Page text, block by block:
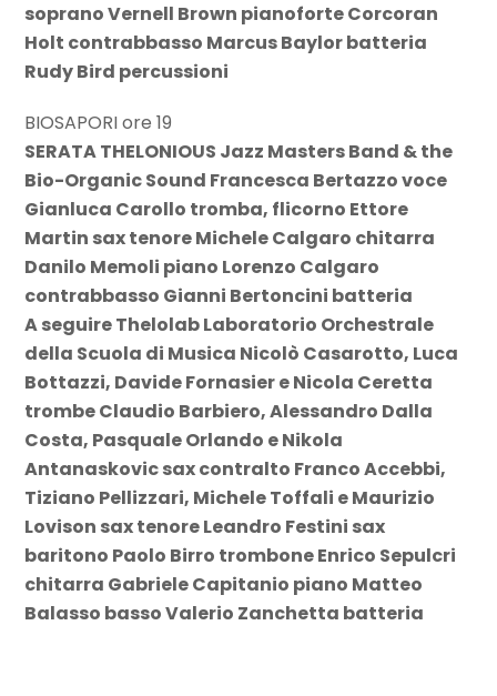
soprano Vernell Brown pianoforte Corcoran
Holt contrabbasso Marcus Baylor batteria
Rudy Bird percussioni
BIOSAPORI ore 19
SERATA THELONIOUS Jazz Masters Band & the
Bio-Organic Sound Francesca Bertazzo voce
Gianluca Carollo tromba, flicorno Ettore
Martin sax tenore Michele Calgaro chitarra
Danilo Memoli piano Lorenzo Calgaro
contrabbasso Gianni Bertoncini batteria
A seguire Thelolab Laboratorio Orchestrale
della Scuola di Musica Nicolò Casarotto, Luca
Bottazzi, Davide Fornasier e Nicola Ceretta
trombe Claudio Barbiero, Alessandro Dalla
Costa, Pasquale Orlando e Nikola
Antanaskovic sax contralto Franco Accebbi,
Tiziano Pellizzari, Michele Toffali e Maurizio
Lovison sax tenore Leandro Festini sax
baritono Paolo Birro trombone Enrico Sepulcri
chitarra Gabriele Capitanio piano Matteo
Balasso basso Valerio Zanchetta batteria